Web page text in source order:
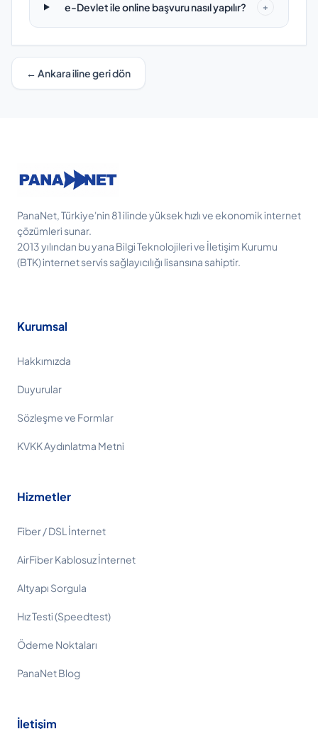
e-Devlet ile online başvuru nasıl yapılır? +
← Ankara iline geri dön
PanaNet, Türkiye'nin 81 ilinde yüksek hızlı ve ekonomik internet
çözümleri sunar.
2013 yılından bu yana Bilgi Teknolojileri ve İletişim Kurumu
(BTK) internet servis sağlayıcılığı lisansına sahiptir.
Kurumsal
Hakkımızda
Duyurular
Sözleşme ve Formlar
KVKK Aydınlatma Metni
Hizmetler
Fiber / DSL İnternet
AirFiber Kablosuz İnternet
Altyapı Sorgula
Hız Testi (Speedtest)
Ödeme Noktaları
PanaNet Blog
İletişim